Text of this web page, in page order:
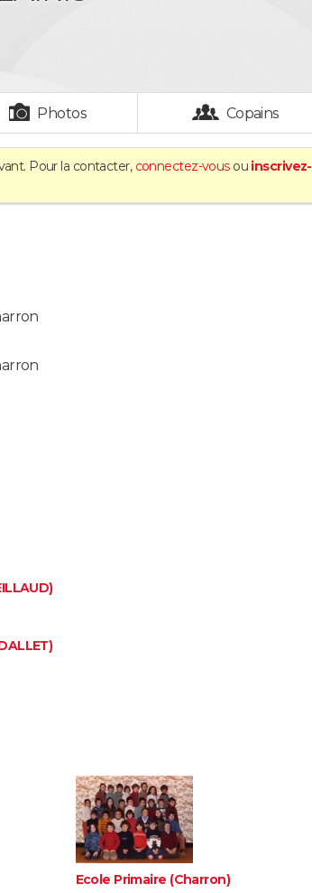
Photos Copains
Pour la contacter, connectez-vousou inscrivez-
Ecole Primaire (Charron)